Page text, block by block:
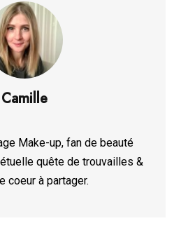
Camille
Make-up, fan de beauté
quête de trouvailles &
coeur à partager.